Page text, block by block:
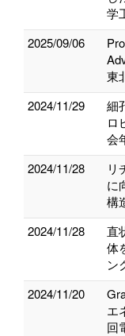
学
2025/09/06
東
2024/11/29
細
ロ
会
2024/11/28
リ
に
構
2024/11/28
直
体
ン
2024/11/20
エ
回